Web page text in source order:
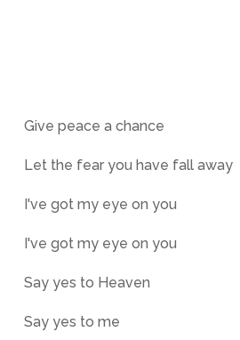
Give peace a chance
Let the fear you have fall away
I've got my eye on you
I've got my eye on you
Say yes to Heaven
Say yes to me